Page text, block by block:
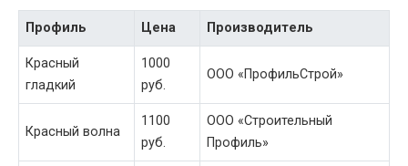
Профиль Цена Производитель
Красный
гладкий
1000
руб.
ООО «ПрофильСтрой»
Красный волна
1100
руб.
ООО «Строительный
Профиль»